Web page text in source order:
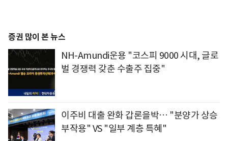
증권 많이 본 뉴스
NH-Amundi운용 "코스피 9000 시대, 글로
벌 경쟁력 갖춘 수출주 집중"
이주비 대출 완화 갑론을박… "분양가 상승
부작용" VS "일부 계층 특혜"